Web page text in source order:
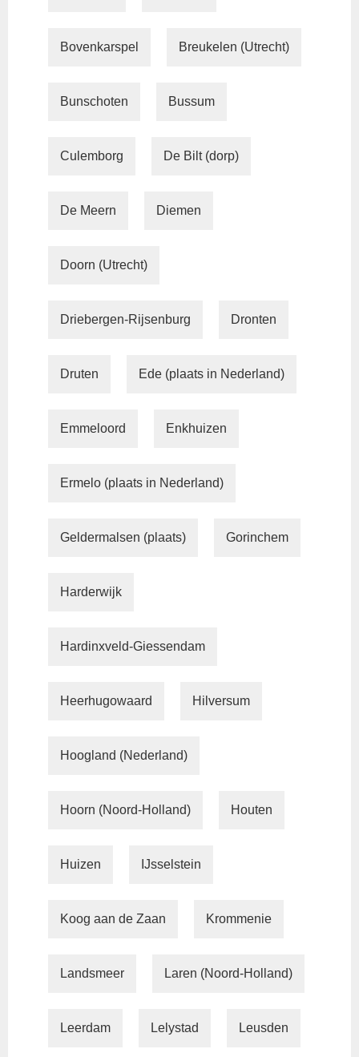
Bovenkarspel Breukelen (Utrecht)
Bunschoten Bussum
Culemborg De Bilt (dorp)
De Meern Diemen
Doorn (Utrecht)
Driebergen-Rijsenburg Dronten
Druten Ede (plaats in Nederland)
Emmeloord Enkhuizen
Ermelo (plaats in Nederland)
Geldermalsen (plaats) Gorinchem
Harderwijk
Hardinxveld-Giessendam
Heerhugowaard Hilversum
Hoogland (Nederland)
Hoorn (Noord-Holland) Houten
Huizen IJsselstein
Koog aan de Zaan Krommenie
Landsmeer Laren (Noord-Holland)
Leerdam Lelystad Leusden